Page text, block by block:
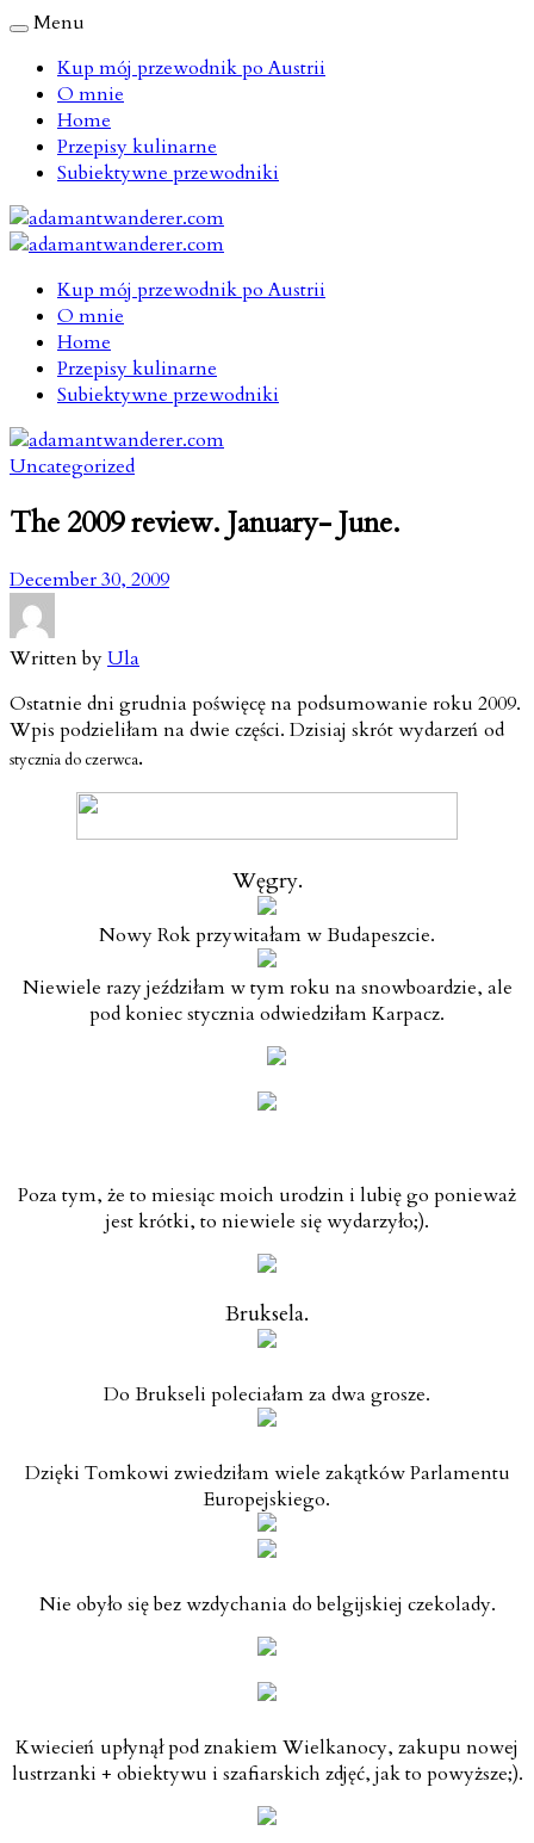
Menu
Kup mój przewodnik po Austrii
O mnie
Home
Przepisy kulinarne
Subiektywne przewodniki
Kup mój przewodnik po Austrii
O mnie
Home
Przepisy kulinarne
Subiektywne przewodniki
Uncategorized
The 2009 review. January- June.
December 30, 2009
Written byUla
Ostatnie dni grudnia poświęcę na podsumowanie roku 2009.
Wpis podzieliłam na dwie części. Dzisiaj skrót wydarzeń od
stycznia do czerwca.
Węgry.
Nowy Rok przywitałam w Budapeszcie.
Niewiele razy jeździłam w tym roku na snowboardzie, ale
pod koniec stycznia odwiedziłam Karpacz.
Poza tym, że to miesiąc moich urodzin i lubię go ponieważ
jest krótki, to niewiele się wydarzyło;).
Bruksela.
Do Brukseli poleciałam za dwa grosze.
Dzięki Tomkowi zwiedziłam wiele zakątków Parlamentu
Europejskiego.
Nie obyło się bez wzdychania do belgijskiej czekolady.
Kwiecień upłynął pod znakiem Wielkanocy, zakupu nowej
lustrzanki + obiektywu i szafiarskich zdjęć, jak to powyższe;).